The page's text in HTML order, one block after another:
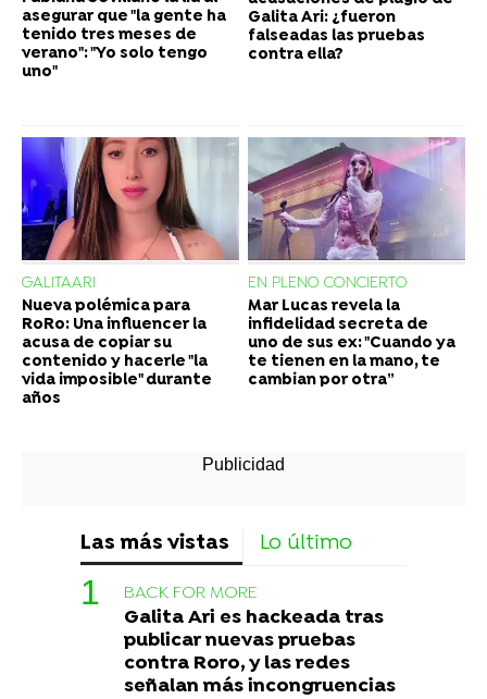
asegurar que "la gente ha
tenido tres meses de
verano": "Yo solo tengo
uno"
Galita Ari: ¿fueron
falseadas las pruebas
contra ella?
GALITAARI
Nueva polémica para
RoRo: Una influencer la
acusa de copiar su
contenido y hacerle "la
vida imposible" durante
años
EN PLENO CONCIERTO
Mar Lucas revela la
infidelidad secreta de
uno de sus ex: "Cuando ya
te tienen en la mano, te
cambian por otra”
Las más vistas Lo último
BACK FOR MORE
Galita Ari es hackeada tras
publicar nuevas pruebas
contra Roro, y las redes
señalan más incongruencias